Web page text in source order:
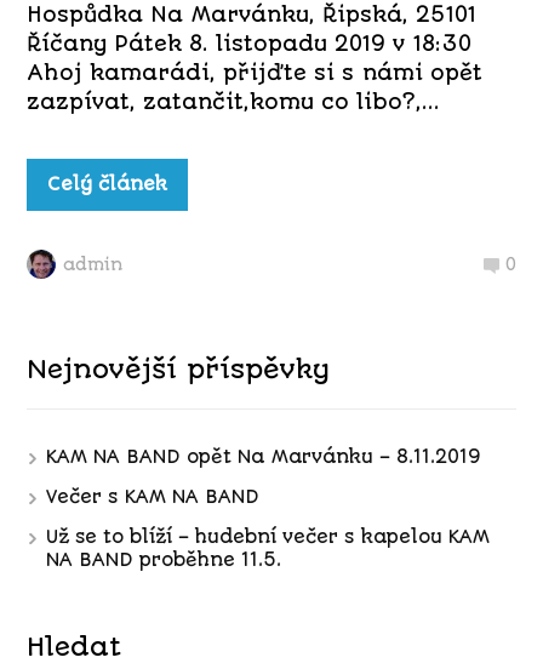
Hospůdka Na Marvánku, Řipská, 25101
Říčany Pátek 8. listopadu 2019 v 18:30
Ahoj kamarádi, přijďte si s námi opět
zazpívat, zatančit,komu co libo?,...
Celý článek
admin 0
Nejnovější příspěvky
KAM NA BAND opět Na Marvánku – 8.11.2019
Večer s KAM NA BAND
Už se to blíží – hudební večer s kapelou KAM
NA BAND proběhne 11.5.
Hledat